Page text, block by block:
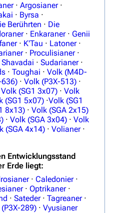
· Argosianer·
· Byrsa ·
Berührten · Die
· Enkaraner· Genii
· K'Tau · Latoner·
· Proculisianer·
Shavadai · Sudarianer·
· Toughai · Volk (M4D-
636) · Volk (P3X-513) ·
Volk (SG1 3x07) · Volk
(SG1 5x07) ·Volk (SG1
8x13) · Volk (SGA 2x15)
· Volk (SGA 3x04) · Volk
(SGA 4x14) · Volianer·
Entwicklungsstand
Erde liegt:
· Caledonier·
· Optrikaner·
· Sateder· Tagreaner·
289) · Vyusianer